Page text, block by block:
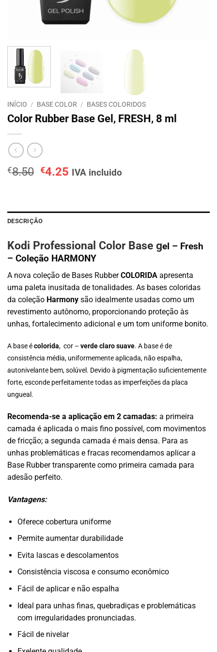
INÍCIO / BASE COLOR / BASES COLORIDOS
Color Rubber Base Gel, FRESH, 8 ml
€8.50 O
€8.50.
€4.25 O
IVA incluido
DESCRIÇÃO
Kodi Professional Color Base gel – Fresh
– Coleção HARMONY
A nova coleção de Bases RubberCOLORIDA apresenta
uma paleta inusitada de tonalidades. As bases coloridas
da coleção Harmony são idealmente usadas como um
revestimento autônomo, proporcionando proteção às
unhas, fortalecimento adicional e um tom uniforme bonito.
A base écolorida, cor – verde claro suave. A base é de
consistência média, uniformemente aplicada, não espalha,
autonivelante bem, solúvel. Devido à pigmentação suficientemente
forte, esconde perfeitamente todas as imperfeições da placa
ungueal.
Recomenda-se a aplicação em 2 camadas: a primeira
camada é aplicada o mais fino possível, com movimentos
de fricção; a segunda camada é mais densa. Para as
unhas problemáticas e fracas recomendamos aplicar a
Base Rubber transparente como primeira camada para
adesão perfeito.
Vantagens:
Oferece cobertura uniforme
Permite aumentar durabilidade
Evita lascas e descolamentos
Consistência viscosa e consumo econômico
Fácil de aplicar e não espalha
Ideal para unhas finas, quebradiças e problemáticas
com irregularidades pronunciadas.
Fácil de nivelar